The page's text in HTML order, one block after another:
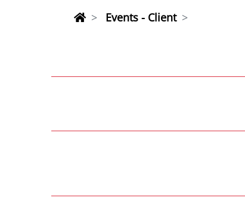
Events - Client